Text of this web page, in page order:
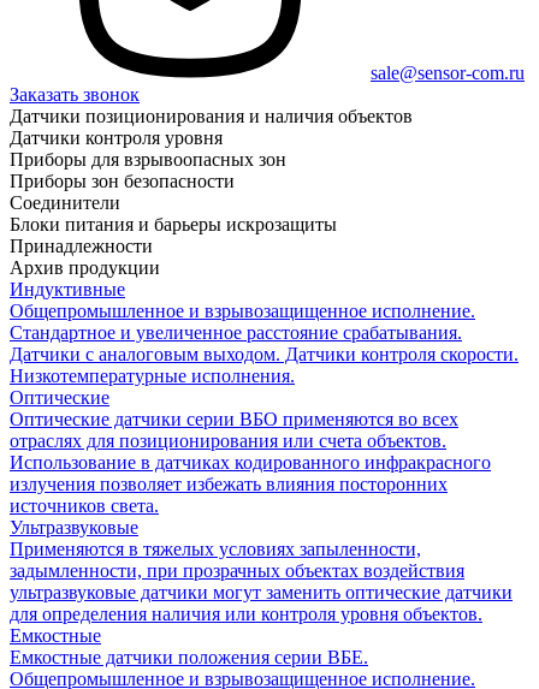
sale@sensor-com.ru
Заказать звонок
Датчики позиционирования и наличия объектов
Датчики контроля уровня
Приборы для взрывоопасных зон
Приборы зон безопасности
Соединители
Блоки питания и барьеры искрозащиты
Принадлежности
Архив продукции
Индуктивные
Общепромышленное и взрывозащищенное исполнение.
Стандартное и увеличенное расстояние срабатывания.
Датчики с аналоговым выходом. Датчики контроля скорости.
Низкотемпературные исполнения.
Оптические
Оптические датчики серии ВБО применяются во всех
отраслях для позиционирования или счета объектов.
Использование в датчиках кодированного инфракрасного
излучения позволяет избежать влияния посторонних
источников света.
Ультразвуковые
Применяются в тяжелых условиях запыленности,
задымленности, при прозрачных объектах воздействия
ультразвуковые датчики могут заменить оптические датчики
для определения наличия или контроля уровня объектов.
Емкостные
Емкостные датчики положения серии ВБЕ.
Общепромышленное и взрывозащищенное исполнение.